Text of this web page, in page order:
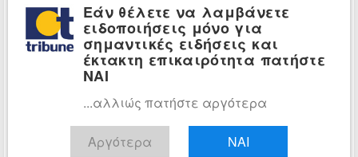
Ζιντάν, ο…
Περισσότερα »
Δεύτερο παιδί θέλει ο Κριστιάνο
Παρουσιάστρια από την Πορτογαλία αποκάλυψε πως ο Κριστιάνο
Εάν θέλετε να λαμβάνετε
ειδοποιήσεις μόνο για
σημαντικές ειδήσεις και
έκτακτη επικαιρότητα πατήστε
ΝΑΙ
...αλλιώς πατήστε αργότερα
Αργότερα ΝΑΙ